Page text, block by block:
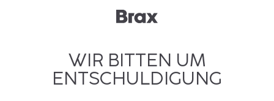
WIR BITTEN UM
ENTSCHULDIGUNG